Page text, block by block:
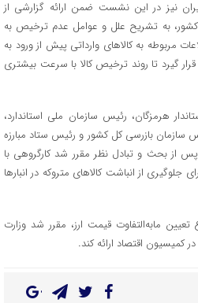
نیز در این نشست ضمن ارائه گزارشی از
به تشریح علل و عوامل عدم ترخیص به
مربوطه به کالاهای وارداتی پیش از ورود به
گیرد تا روند ترخیص کالا با سرعت بیشتری
هرمزگان، رئیس سازمان ملی استاندارد،
بازرسی کل کشور و رئیس ستاد مبارزه
پس از بحث و تبادل نظر مقرر شد کارگروهی با
جلوگیری از انباشت کالاهای متروکه در انبارها
مابه‌التفاوت قیمت ارز، مقرر شد وزارت
کمیسیون اقتصاد ارائه کند.